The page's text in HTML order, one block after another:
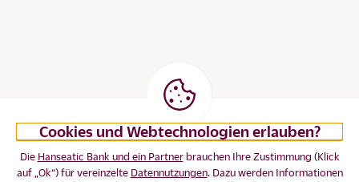
Cookies und Webtechnologien erlauben?
Die Hanseatic Bank und ein Partnerbrauchen Ihre Zustimmung (Klick
auf „Ok“) für vereinzelte Datennutzungen. Dazu werden Informationen